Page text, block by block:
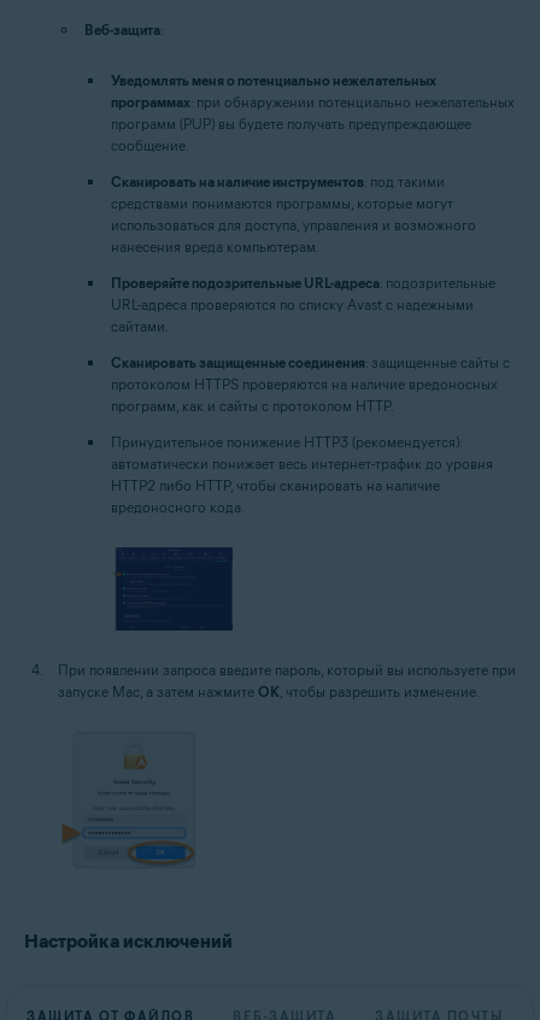
Веб-защита:
Уведомлять меня о потенциально нежелательных
программах: при обнаружении потенциально нежелательных
программ (PUP) вы будете получать предупреждающее
сообщение.
Сканировать на наличие инструментов: под такими
средствами понимаются программы, которые могут
использоваться для доступа, управления и возможного
нанесения вреда компьютерам.
Проверяйте подозрительные URL-адреса: подозрительные
URL-адреса проверяются по списку Avast с надежными
сайтами.
Сканировать защищенные соединения: защищенные сайты с
протоколом HTTPS проверяются на наличие вредоносных
программ, как и сайты с протоколом HTTP.
Принудительное понижение HTTP3 (рекомендуется):
автоматически понижает весь интернет-трафик до уровня
HTTP2 либо HTTP, чтобы сканировать на наличие
вредоносного кода.
При появлении запроса введите пароль, который вы используете при
запуске Mac, а затем нажмите OK , чтобы разрешить изменение.
Настройка исключений